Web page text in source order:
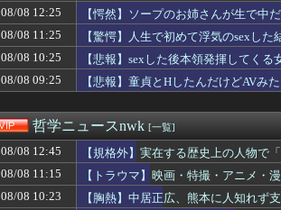
【画像】かつての天下人「マックスむらい」現在(
【画像】これでいいんだよって昼飯
【恐怖】22歳女さん、商業施設で通りすがりの面
ぼく(35)「結婚しよう！貯金2000万！」かの(33)
【呆然】 婚活女子(35)「え、まって、もしかして
【むっちむち】おっぱいアニメの巨乳キャラクタ
嫁「ドラム型洗濯機買って～♪」ぼく「は？まだウ
【動画】内田有紀（49歳）、さすがに厳しい
【大悲報】日本さん、ガチで滅びそう…
ジャンポケ斎藤「性行為の許諾は取ったことあり
【悲報】童貞とHしたんだけどAVみたいな攻め方
居酒屋「6人で長居して会計4939円！喋りたいだ
08/08 12:25
【愕然】ソープのお姉さんが生で中
08/08 11:25
【驚愕】人生で初めて浮気のsexし
08/08 10:25
【悲報】sexした後本領発揮してく
08/08 09:25
【悲報】童貞とHしたんだけどAVみ
哲学ニュースnwk [一覧]
08/08 12:45
【規格外】実在する歴史上の人物
08/08 11:15
【トラウマ】映画・特撮・アニメ・
08/08 10:23
【胸熱】中居正広、熊本に人知れず